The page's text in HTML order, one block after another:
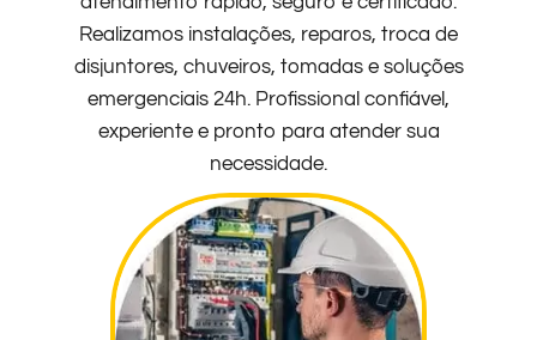
Realizamos instalações, reparos, troca de
disjuntores, chuveiros, tomadas e soluções
emergenciais 24h. Profissional confiável,
experiente e pronto para atender sua
necessidade.